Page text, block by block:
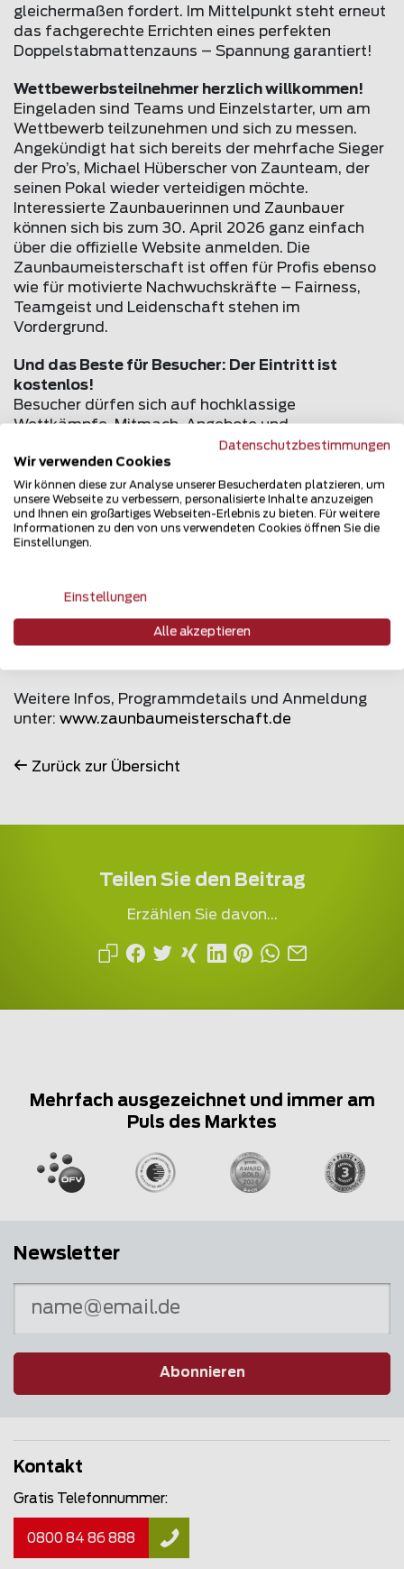
gleichermaßen fordert. Im Mittelpunkt steht erneut
das fachgerechte Errichten eines perfekten
Doppelstabmattenzauns – Spannung garantiert!
Wettbewerbsteilnehmer herzlich willkommen!
Eingeladen sind Teams und Einzelstarter, um am
Wettbewerb teilzunehmen und sich zu messen.
Angekündigt hat sich bereits der mehrfache Sieger
der Pro’s, Michael Hüberscher von Zaunteam, der
seinen Pokal wieder verteidigen möchte.
Interessierte Zaunbauerinnen und Zaunbauer
können sich bis zum 30. April 2026 ganz einfach
über die offizielle Website anmelden. Die
Zaunbaumeisterschaft ist offen für Profis ebenso
wie für motivierte Nachwuchskräfte – Fairness,
Teamgeist und Leidenschaft stehen im
Vordergrund.
Und das Beste für Besucher: Der Eintritt ist
kostenlos!
Besucher dürfen sich auf hochklassige
Wettkämpfe, Mitmach-Angebote und
Fachgespräche freuen. Egal ob eingefleischter
Handwerksfan, Ausbildungsinteressierte, Familien
oder neugierige Besucher – alle sind herzlich
eingeladen, diese einzigartige Veranstaltung live zu
erleben. Für Essen und Getränke zu fairen,
familienfreundlichen Preisen ist selbstverständlich
Seien Sie dabei, wenn sich die Zaunbau-
Community in Winsen/Luhe trifft, und feiern Sie mit
uns Leidenschaft, Können und Teamgeist im
Weitere Infos, Programmdetails und Anmeldung
unter: www.zaunbaumeisterschaft.de
Zurück zur Übersicht
Teilen Sie den Beitrag
Erzählen Sie davon...
Mehrfach ausgezeichnet und immer am
Puls des Marktes
Newsletter
Abonnieren
Kontakt
Gratis Telefonnummer:
0800 84 86 888
Datenschutzbestimmungen
Wir verwenden Cookies
Wir können diese zur Analyse unserer Besucherdaten platzieren, um
unsere Webseite zu verbessern, personalisierte Inhalte anzuzeigen
und Ihnen ein großartiges Webseiten-Erlebnis zu bieten. Für weitere
Informationen zu den von uns verwendeten Cookies öffnen Sie die
Einstellungen.
Einstellungen
Alle akzeptieren